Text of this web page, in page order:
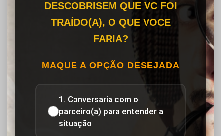
DESCOBRISEM QUE VC FOI
TRAÍDO(A), O QUE VOCE
FARIA?
MAQUE A OPÇÃO DESEJADA
1. Conversaria com o
parceiro(a) para entender a
situação